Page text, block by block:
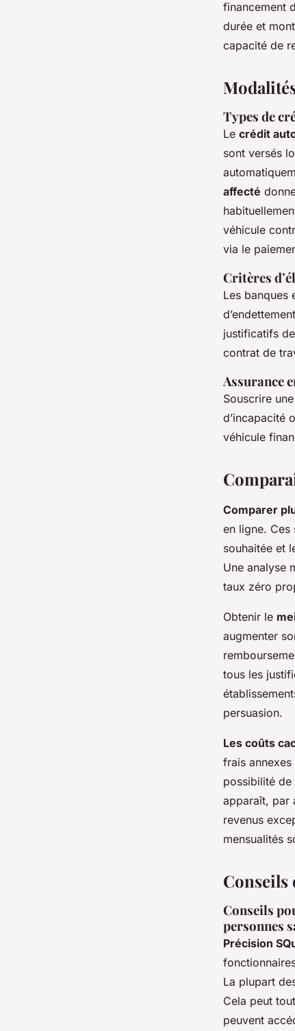
financement
durée et
capacité de
Types de
Le crédit
sont versés
affecté
véhicule
via le
Critères
Les banques
justificatifs
contrat de
Assurance
Souscrire une
d’incapacité
véhicule
Comparer
en ligne. Ces
souhaitée et
Une analyse
taux zéro
Obtenir le
augmenter
tous les
persuasion.
Les coûts
frais
possibilité de
apparaît, par
revenus
mensualités
Conseils
Conseils
personnes
Précision
La plupart
Cela peut
peuvent